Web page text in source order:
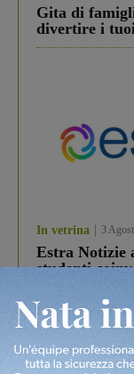
Gita di
divertire i
In vetrina 3
Estra Notizie
studenti